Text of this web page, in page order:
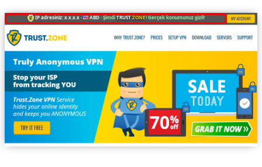
IP adresiniz: x.x.x.x · ABD ·ŞimdiTRUST.ZONE! Gerçek konumunuz gizli!